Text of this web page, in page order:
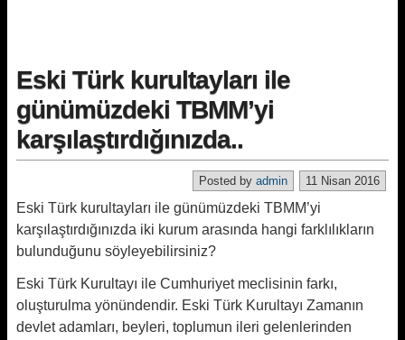
Eski Türk kurultayları ile
günümüzdeki TBMM’yi
karşılaştırdığınızda..
11 Nisan 2016
Posted by admin
Eski Türk kurultayları ile günümüzdeki TBMM’yi
karşılaştırdığınızda iki kurum arasında hangi farklılıkların
bulunduğunu söyleyebilirsiniz?
Eski Türk Kurultayı ile Cumhuriyet meclisinin farkı,
oluşturulma yönündendir. Eski Türk Kurultayı Zamanın
devlet adamları, beyleri, toplumun ileri gelenlerinden